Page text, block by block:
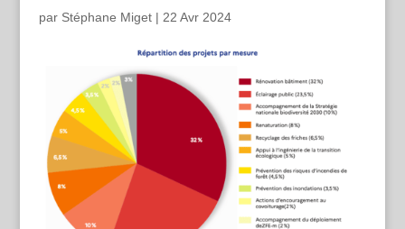
par Stéphane Miget| 22 Avr 2024